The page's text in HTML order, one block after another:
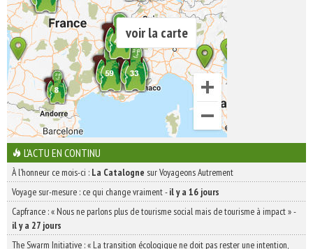
voir la carte
L'ACTU EN CONTINU
À l'honneur ce mois-ci : La Catalogne sur Voyageons Autrement
Voyage sur-mesure : ce qui change vraiment-il y a 16 jours
Capfrance : « Nous ne parlons plus de tourisme social mais de tourisme à impact »-
il y a 27 jours
The Swarm Initiative : « La transition écologique ne doit pas rester une intention,